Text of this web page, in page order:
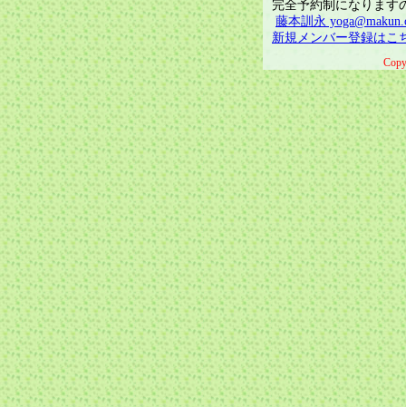
完全予約制になります
藤本訓永
新規メンバー登録はこ